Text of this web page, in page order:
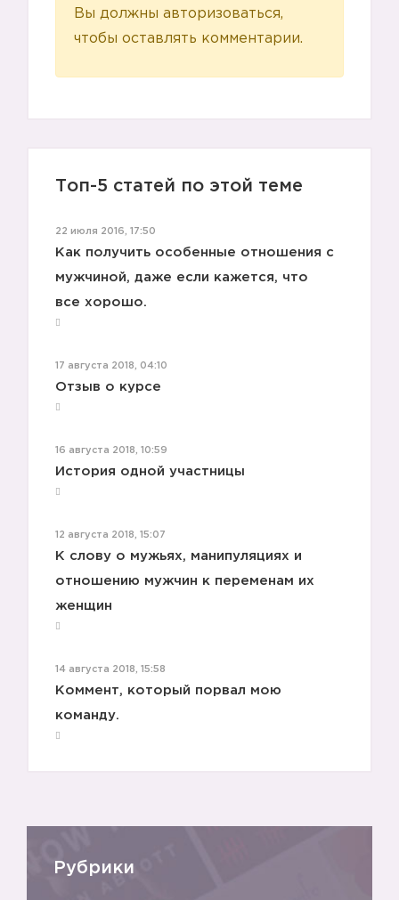
Вы должны авторизоваться,
чтобы оставлять комментарии.
Топ-5 статей по этой теме
22 июля 2016, 17:50
Как получить особенные отношения с
мужчиной, даже если кажется, что
все хорошо.
17 августа 2018, 04:10
Отзыв о курсе
16 августа 2018, 10:59
История одной участницы
12 августа 2018, 15:07
К слову о мужьях, манипуляциях и
отношению мужчин к переменам их
женщин
14 августа 2018, 15:58
Коммент, который порвал мою
команду.
Рубрики